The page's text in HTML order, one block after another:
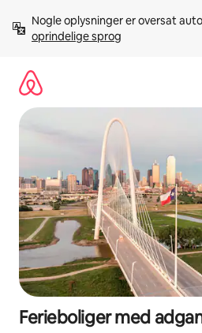
videre
Nogle oplysninger er oversat
oprindelige sprog
Ferieboliger med